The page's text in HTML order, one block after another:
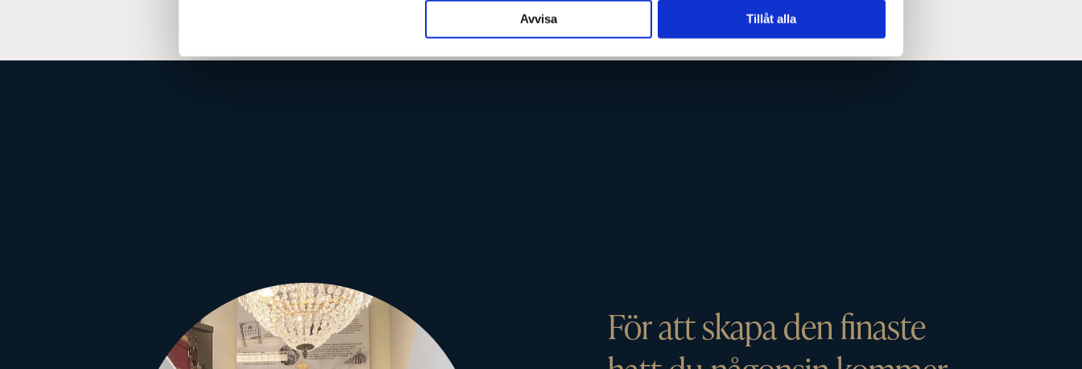
Avvisa Tillåt alla
För att skapa den finaste